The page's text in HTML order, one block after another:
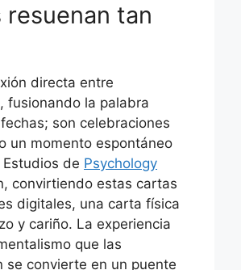
tan
directa entre
fusionando la palabra
son celebraciones
un momento espontáneo
de Psychology
convirtiendo estas cartas
digitales, una carta física
y cariño. La experiencia
que las
se convierte en un puente